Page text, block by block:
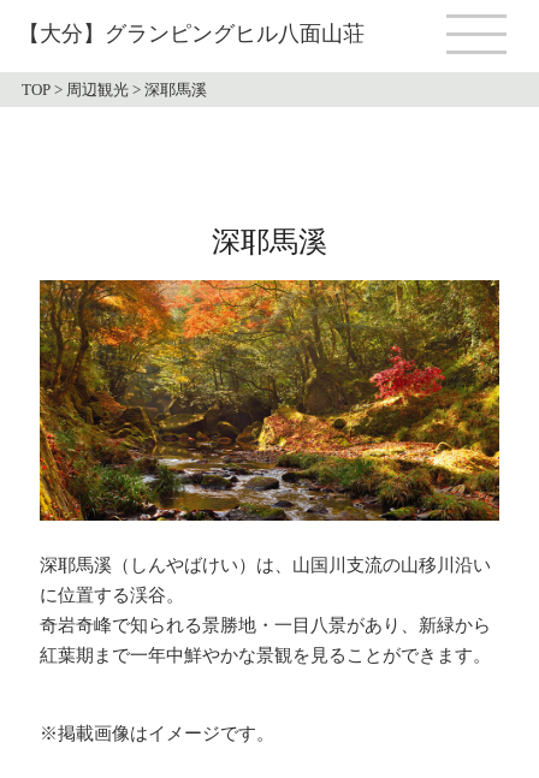
【大分】グランピングヒル八面山荘
TOP > 周辺観光 >深耶馬溪
深耶馬溪
深耶馬溪（しんやばけい）は、山国川支流の山移川沿い
に位置する渓谷。
奇岩奇峰で知られる景勝地・一目八景があり、新緑から
紅葉期まで一年中鮮やかな景観を見ることができます。
※掲載画像はイメージです。